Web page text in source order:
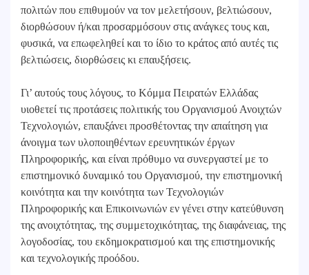
πολιτών που επιθυμούν να τον μελετήσουν, βελτιώσουν,
διορθώσουν ή/και προσαρμόσουν στις ανάγκες τους και,
φυσικά, να επωφεληθεί και το ίδιο το κράτος από αυτές τις
βελτιώσεις, διορθώσεις κι επαυξήσεις.
Γι’ αυτούς τους λόγους, το Κόμμα Πειρατών Ελλάδας
υιοθετεί τις προτάσεις πολιτικής του Οργανισμού Ανοιχτών
Τεχνολογιών, επαυξάνει προσθέτοντας την απαίτηση για
άνοιγμα των υλοποιηθέντων ερευνητικών έργων
Πληροφορικής, και είναι πρόθυμο να συνεργαστεί με το
επιστημονικό δυναμικό του Οργανισμού, την επιστημονική
κοινότητα και την κοινότητα των Τεχνολογιών
Πληροφορικής και Επικοινωνιών εν γένει στην κατεύθυνση
της ανοιχτότητας, της συμμετοχικότητας, της διαφάνειας, της
λογοδοσίας, του εκδημοκρατισμού και της επιστημονικής
και τεχνολογικής προόδου.